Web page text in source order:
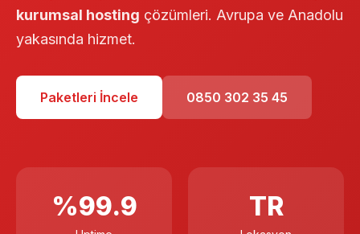
kurumsal hosting çözümleri. Avrupa ve Anadolu
yakasında hizmet.
Paketleri İncele 0850 302 35 45
%99.9 TR